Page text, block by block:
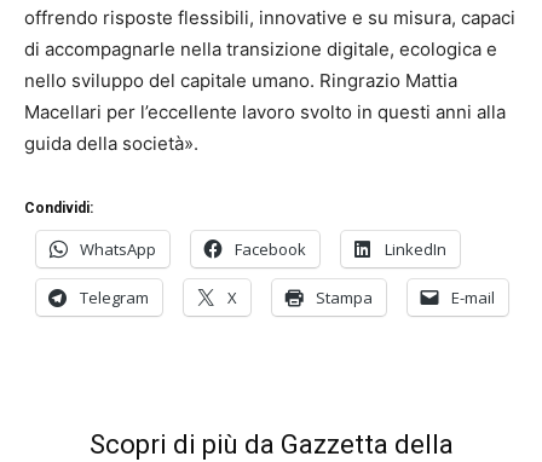
offrendo risposte flessibili, innovative e su misura, capaci
di accompagnarle nella transizione digitale, ecologica e
nello sviluppo del capitale umano. Ringrazio Mattia
Macellari per l’eccellente lavoro svolto in questi anni alla
guida della società».
Condividi:
WhatsApp Facebook LinkedIn
Telegram X Stampa E-mail
Scopri di più da Gazzetta della